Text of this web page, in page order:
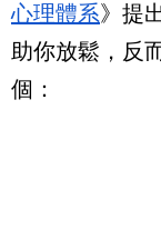
心理體系》提
助你放鬆，反
個：